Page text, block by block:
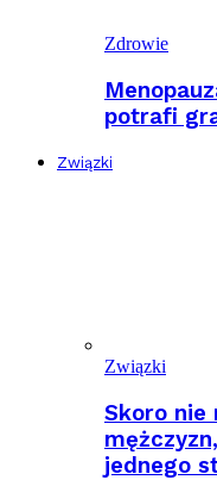
Zdrowie
potrafi
Związki
Związki
Skoro nie
jednego